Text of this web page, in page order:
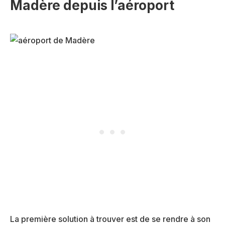
Madère depuis l’aéroport
La première solution à trouver est de se rendre à son